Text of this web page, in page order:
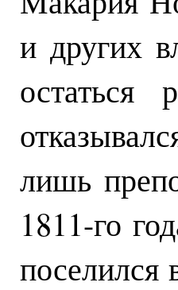
и других
остаться
лишь
1811-го
поселился